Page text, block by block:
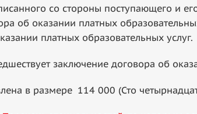
со стороны поступающего и
об оказании платных
платных образовательных услуг.
заключение договора об
в размере 114 000 (Сто